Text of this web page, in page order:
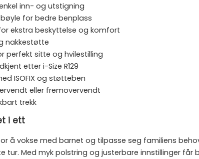
inn- og utstigning
for bedre benplass
ekstra beskyttelse og komfort
nakkestøtte
perfekt sitte og hvilestilling
etter i-Size R129
ISOFIX og støtteben
eller fremovervendt
trekk
i ett
å vokse med barnet og tilpasse seg familiens
tur. Med myk polstring og justerbare innstillinger